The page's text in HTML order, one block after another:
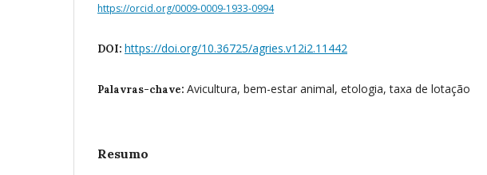
https://orcid.org/0009-0009-1933-0994
DOI: https://doi.org/10.36725/agries.v12i2.11442
Palavras-chave: Avicultura, bem-estar animal, etologia, taxa de lotação
Resumo